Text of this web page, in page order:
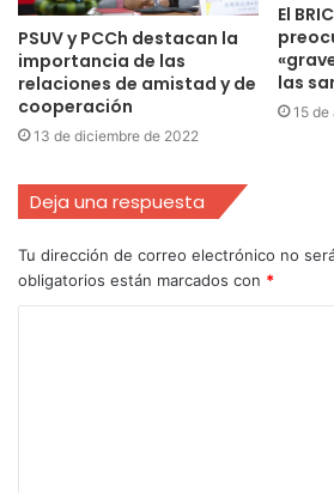
PSUV y PCCh destacan la
importancia de las
relaciones de amistad y de
cooperación
13 de diciembre de 2022
El
las
15 de
Deja una respuesta
Tu dirección de correo electrónico no
obligatorios están marcados con *